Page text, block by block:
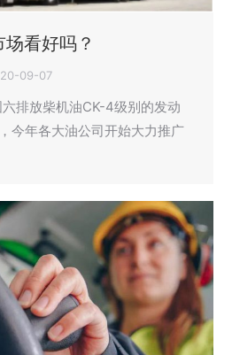
看好吗？
09-07
排放柴机油CK-4级别的发动
今年各大油公司开始大力推广